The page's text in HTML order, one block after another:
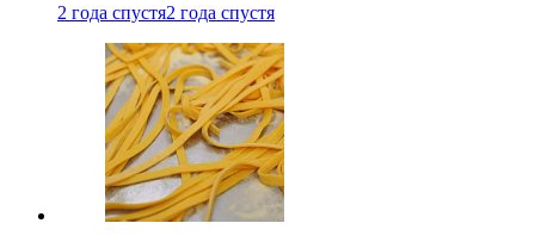
2 года спустя2 года спустя